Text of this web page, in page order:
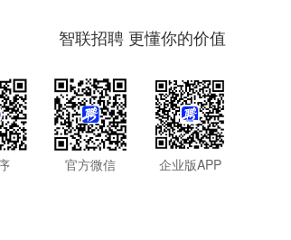
智联招聘 更懂你的价值
官方微信 企业版APP